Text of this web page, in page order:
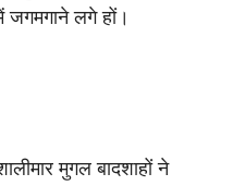
लगे हों।
मुगल बादशाहों ने